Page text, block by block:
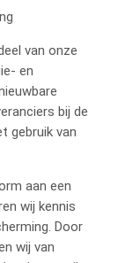
van onze
en
bij de
gebruik van
aan een
wij kennis
Door
wij van